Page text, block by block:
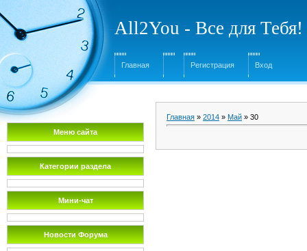
All2You - Все для Тебя!
Главная Регистрация Вход
Меню сайта
Категории раздела
Мини-чат
Новости Форума
Главная » 2014 » Май » 30